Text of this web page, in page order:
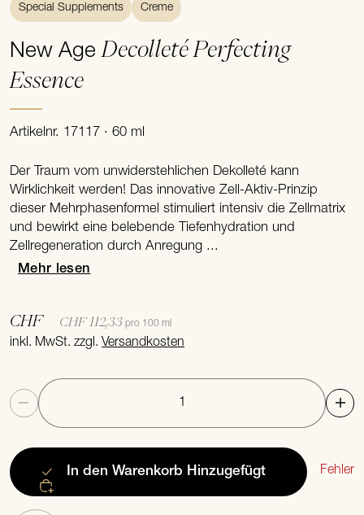
Special Supplements Creme
New AgeDecolleté Perfecting
Essence
Artikelnr. 17117 · 60 ml
Der Traum vom unwiderstehlichen Dekolleté kann
Wirklichkeit werden! Das innovative Zell-Aktiv-Prinzip
dieser Mehrphasenformel stimuliert intensiv die Zellmatrix
und bewirkt eine belebende Tiefenhydration und
Zellregeneration durch Anregung ...
Mehr lesen
CHF CHF 112,33 pro 100 ml
inkl. MwSt. zzgl.Versandkosten
Anzahl
In den Warenkorb Hinzugefügt Fehler